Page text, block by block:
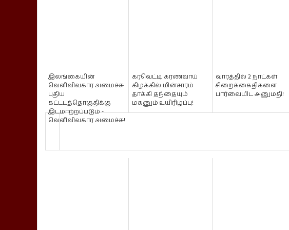
இலங்கையின்
வெளிவிவகார அமைச்சு
புதிய
கட்டடத்தொகுதிக்கு
இடமாற்றப்படும் -
வெளிவிவகார அமைச்சு!
கரவெட்டி கரணவாய்
கிழக்கில் மின்சாரம்
தாக்கி தந்தையும்
மகனும் உயிரிழப்பு!
வாரத்தில் 2 நாட்கள்
சிறைக்கைதிகளை
பார்வையிட அனுமதி!